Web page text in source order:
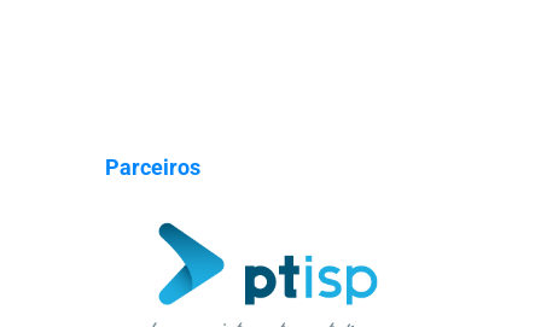
Parceiros